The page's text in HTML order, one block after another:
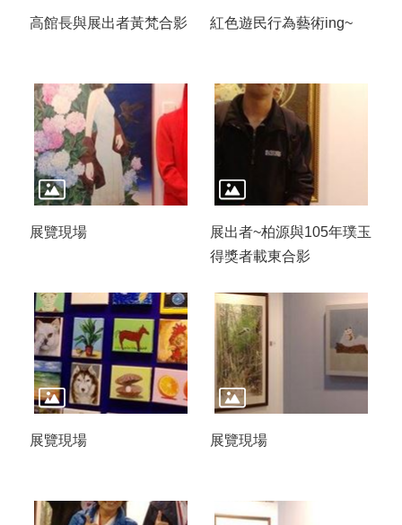
高館長與展出者黃梵合影 紅色遊民行為藝術ing~
展覽現場
展出者~柏源與105年璞玉
得獎者載東合影
展覽現場 展覽現場